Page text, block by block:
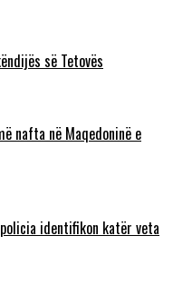
së Tetovës
nafta në Maqedoninë e
identifikon katër veta